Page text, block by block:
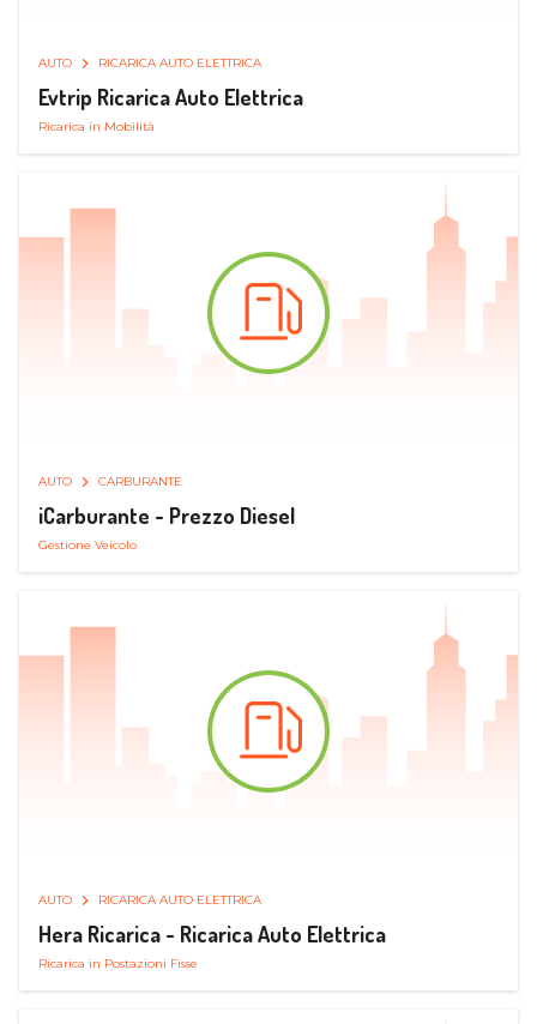
AUTO RICARICA AUTO ELETTRICA
Evtrip Ricarica Auto Elettrica
Ricarica in Mobilità
AUTO CARBURANTE
iCarburante - Prezzo Diesel
Gestione Veicolo
AUTO RICARICA AUTO ELETTRICA
Hera Ricarica - Ricarica Auto Elettrica
Ricarica in Postazioni Fisse